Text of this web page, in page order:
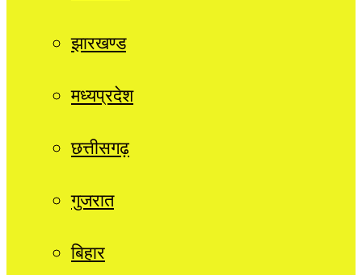
झारखण्ड
मध्यप्रदेश
छत्तीसगढ़
गुजरात
बिहार